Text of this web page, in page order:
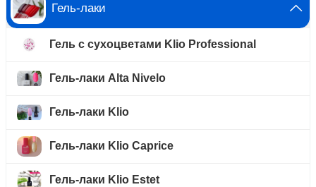
Гель-лаки
Гель с сухоцветами Klio Professional
Гель-лаки Alta Nivelo
Гель-лаки Klio
Гель-лаки Klio Caprice
Гель-лаки Klio Estet